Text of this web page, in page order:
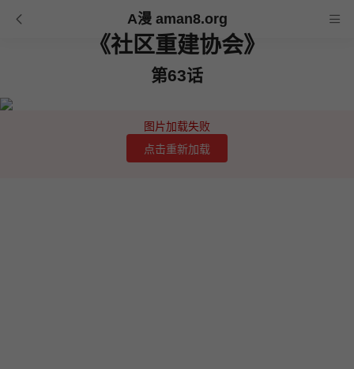
A漫 aman8.org
《社区重建协会》
第63话
图片加载失败
点击重新加载